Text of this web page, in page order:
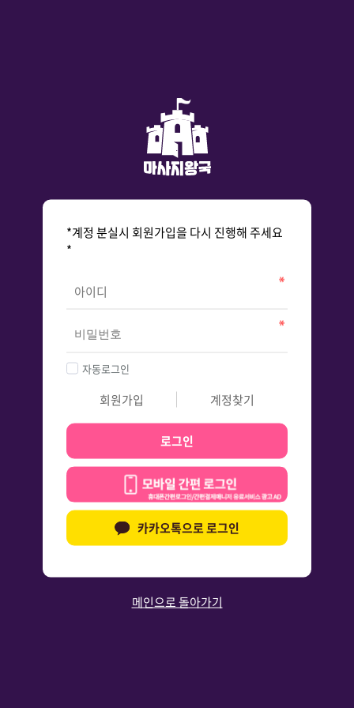
*계정 분실시 회원가입을 다시 진행해 주세요
*
자동로그인
회원가입 계정찾기
로그인
카카오톡으로 로그인
메인으로 돌아가기